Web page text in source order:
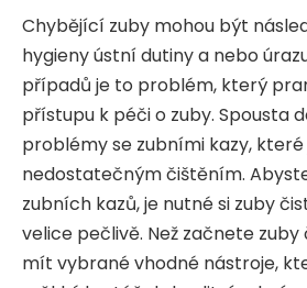
Chybějící zuby mohou být
hygieny ústní dutiny a nebo
případů je to problém, který
přístupu k péči o zuby. Spousta
problémy se zubními kazy,
nedostatečným čištěním.
zubních kazů, je nutné si zuby
velice pečlivě. Než začnete
mít vybrané vhodné nástroje,